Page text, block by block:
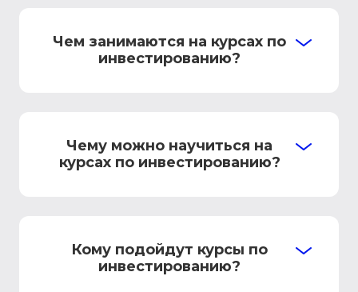
Чем занимаются на курсах по
инвестированию?
Чему можно научиться на
курсах по инвестированию?
Кому подойдут курсы по
инвестированию?